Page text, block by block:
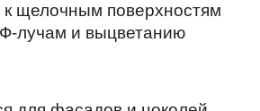
проход.
лакокрасочного
погоды может